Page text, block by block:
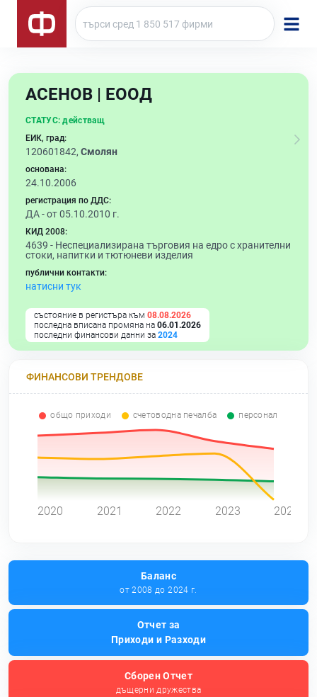
АСЕНОВ | ЕООД
СТАТУС: действащ
ЕИК, град:
120601842, Смолян
основана:
24.10.2006
регистрация по ДДС:
ДА - от 05.10.2010 г.
КИД 2008:
4639 - Неспециализирана търговия на едро с хранителни
стоки, напитки и тютюневи изделия
публични контакти:
натисни тук
състояние в регистъра към 08.08.2026
последна вписана промяна на 06.01.2026
последни финансови данни за 2024
ФИНАНСОВИ ТРЕНДОВЕ
общо приходи счетоводна печалба персонал
2020 2021 2022 2023 2024
Баланс
от 2008 до 2024 г.
Отчет за
Приходи и Разходи
Сборен Отчет
дъщерни дружества